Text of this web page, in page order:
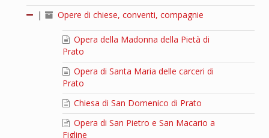
| Opere di chiese, conventi, compagnie
Opera della Madonna della Pietà di
Prato
Opera di Santa Maria delle carceri di
Prato
Chiesa di San Domenico di Prato
Opera di San Pietro e San Macario a
Figline